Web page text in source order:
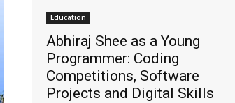
Education
Abhiraj Shee as a Young
Programmer: Coding
Competitions, Software
Projects and Digital Skills